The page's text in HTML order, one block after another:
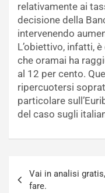
relativamente ai
decisione della
intervenendo
L’obiettivo, infatti,
che oramai ha
al 12 per cento.
ripercuotersi
particolare
del caso sugli
articoli
Vai in analisi
fare.